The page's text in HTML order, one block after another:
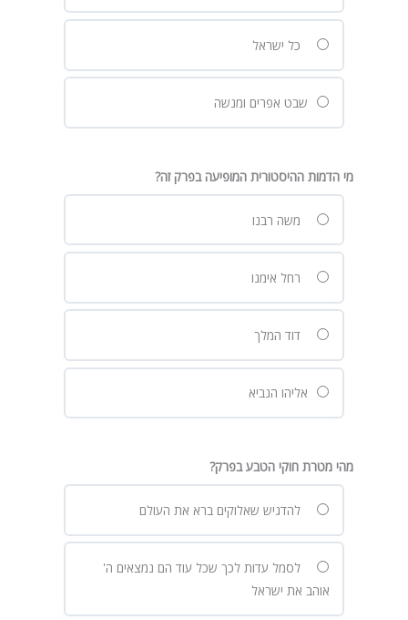
כל ישראל
שבט אפרים ומנשה
מי הדמות ההיסטורית המופיעה בפרק זה?
משה רבנו
רחל אימנו
דוד המלך
אליהו הנביא
מהי מטרת חוקי הטבע בפרק?
להדגיש שאלוקים ברא את העולם
לסמל עדות לכך שכל עוד הם נמצאים ה'
אוהב את ישראל